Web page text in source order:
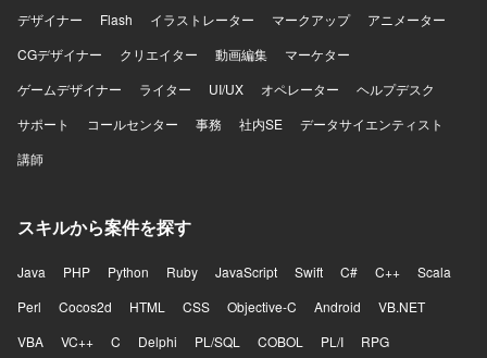
デザイナー
Flash イラストレーター マークアップ
アニメーター
CGデザイナー
クリエイター 動画編集
マーケター
ゲームデザイナー
ライター UI/UX オペレーター
ヘルプデスク
サポート
コールセンター 事務 社内SE
データサイエンティスト
講師
スキルから案件を探す
Java PHP Python Ruby JavaScript Swift C# C++
Scala
Perl
Cocos2d HTML CSS Objective-C Android
VB.NET
VBA
VC++ C Delphi PL/SQL COBOL PL/I
RPG